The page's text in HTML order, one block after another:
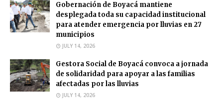
Gobernación de Boyacá mantiene
desplegada toda su capacidad institucional
para atender emergencia por lluvias en 27
municipios
JULY 14, 2026
Gestora Social de Boyacá convoca a jornada
de solidaridad para apoyar a las familias
afectadas por las lluvias
JULY 14, 2026